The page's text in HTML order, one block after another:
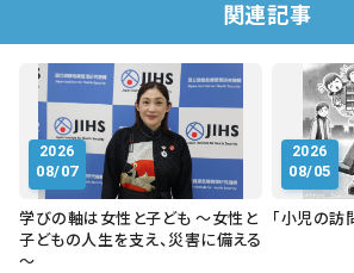
関連記事
2026
08/07
学びの軸は女性と子ども ～女性と
子どもの人生を支え、災害に備える
～
2026
08/05
「小児の訪